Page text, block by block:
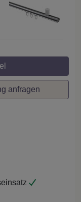
anfragen